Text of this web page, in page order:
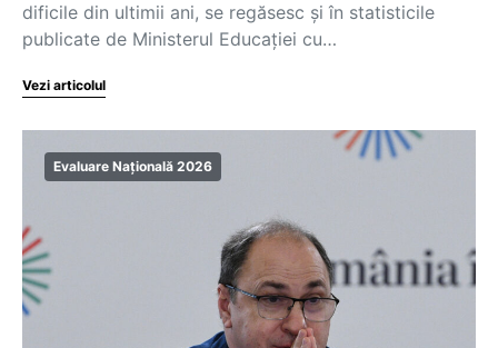
dificile din ultimii ani, se regăsesc și în statisticile
publicate de Ministerul Educației cu…
Vezi articolul
Evaluare Națională 2026